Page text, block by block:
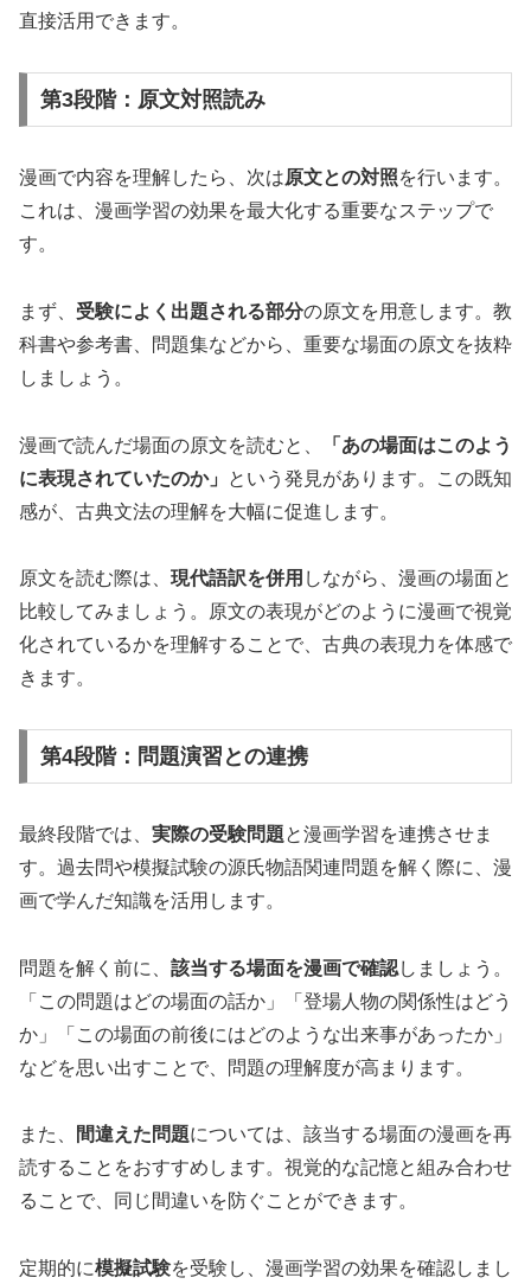
直接活用できます。
第3段階：原文対照読み
漫画で内容を理解したら、次は原文との対照を行います。
これは、漫画学習の効果を最大化する重要なステップで
す。
まず、 受験によく出題される部分の原文を用意します。教
科書や参考書、問題集などから、重要な場面の原文を抜粋
しましょう。
漫画で読んだ場面の原文を読むと、
「あの場面はこのよう
に表現されていたのか」
という発見があります。この既知
感が、古典文法の理解を大幅に促進します。
原文を読む際は、 現代語訳を併用 しながら、漫画の場面と
比較してみましょう。原文の表現がどのように漫画で視覚
化されているかを理解することで、古典の表現力を体感で
きます。
第4段階：問題演習との連携
最終段階では、 実際の受験問題と漫画学習を連携させま
す。過去問や模擬試験の源氏物語関連問題を解く際に、漫
画で学んだ知識を活用します。
問題を解く前に、 該当する場面を漫画で確認しましょう。
「この問題はどの場面の話か」「登場人物の関係性はどう
か」「この場面の前後にはどのような出来事があったか」
などを思い出すことで、問題の理解度が高まります。
また、 間違えた問題については、該当する場面の漫画を再
読することをおすすめします。視覚的な記憶と組み合わせ
ることで、同じ間違いを防ぐことができます。
定期的に模擬試験を受験し、漫画学習の効果を確認しまし